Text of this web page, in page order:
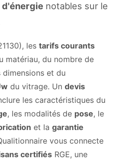
d'énergie notables sur le
les tarifs courants
matériau, du nombre de
et du
du vitrage. Un devis
les caractéristiques du
, les modalités de pose, le
et la garantie
vous connecte
certifiés RGE, une